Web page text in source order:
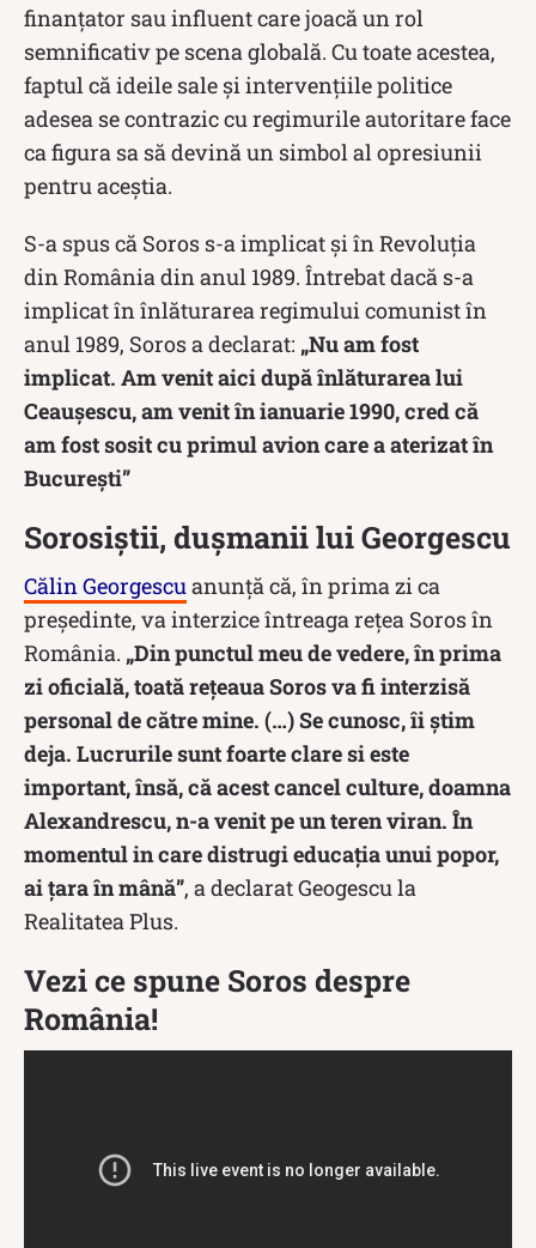
finanțator sau influent care joacă un rol
semnificativ pe scena globală. Cu toate acestea,
faptul că ideile sale și intervențiile politice
adesea se contrazic cu regimurile autoritare face
ca figura sa să devină un simbol al opresiunii
pentru aceștia.
S-a spus că Soros s-a implicat și în Revoluția
din România din anul 1989. Întrebat dacă s-a
implicat în înlăturarea regimului comunist în
anul 1989, Soros a declarat: „Nu am fost
implicat. Am venit aici după înlăturarea lui
Ceaușescu, am venit în ianuarie 1990, cred că
am fost sosit cu primul avion care a aterizat în
București”
Sorosiștii, dușmanii lui Georgescu
Călin Georgescu anunță că, în prima zi ca
președinte, va interzice întreaga rețea Soros în
România. „Din punctul meu de vedere, în prima
zi oficială, toată rețeaua Soros va fi interzisă
personal de către mine. (…) Se cunosc, îi știm
deja. Lucrurile sunt foarte clare si este
important, însă, că acest cancel culture, doamna
Alexandrescu, n-a venit pe un teren viran. În
momentul in care distrugi educația unui popor,
ai țara în mână”, a declarat Geogescu la
Realitatea Plus.
Vezi ce spune Soros despre
România!